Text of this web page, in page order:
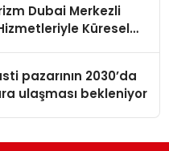
Dubai Merkezli
Küresel
pazarının 2030’da
ulaşması bekleniyor